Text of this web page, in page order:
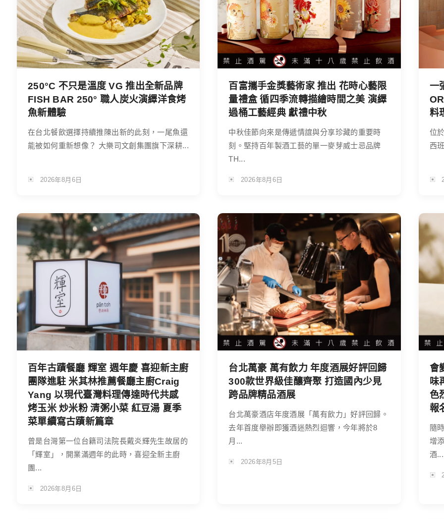
250°C 不只是溫度 VG 推出全新品牌
FISH BAR 250° 職人炭火演繹洋食烤
魚新體驗
在台北餐飲選擇持續推陳出新的此刻，一尾魚還
能被如何重新想像？ 大樂司文創集團旗下深耕...
2026年8月6日
百富攜手金獎藝術家 推出 花時心藝限
量禮盒 循四季流轉描繪時間之美 演繹
過桶工藝經典 獻禮中秋
中秋佳節向來是傳遞情誼與分享珍藏的重要時
刻。堅持百年製酒工藝的單一麥芽威士忌品牌
TH...
2026年8月6日
一
料
位
西
百年古蹟餐廳 輝室 週年慶 喜迎新主廚
團隊進駐 米其林推薦餐廳主廚Craig
Yang 以現代臺灣料理傳達時代共感
烤玉米 炒米粉 清粥小菜 紅豆湯 夏季
菜單續寫古蹟新篇章
曾是台灣第一位台籍司法院長戴炎輝先生故居的
「輝室」，開業滿週年的此時，喜迎全新主廚
團...
2026年8月6日
台北萬豪 萬有飲力 年度酒展好評回歸
300款世界級佳釀齊聚 打造國內少見
跨品牌精品酒展
台北萬豪酒店年度酒展「萬有飲力」好評回歸。
去年首度舉辦即獲酒迷熱烈迴響，今年將於8
月...
2026年8月5日
會
味
色
報
隨
增
酒...